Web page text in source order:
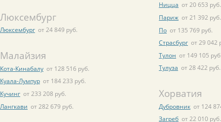
Люксембург
Люксембург от 24 849 руб.
Малайзия
Кота-Кинабалу от 128 516 руб.
Куала-Лумпур от 184 233 руб.
Кучинг от 233 208 руб.
Лангкави от 282 679 руб.
Ницца от 20 653 руб.
Париж от 21 392 руб.
По от 135 769 руб.
Страсбург от 29 042
Тулон от 149 105
Тулуза от 28 422 руб.
Хорватия
Дубровник от 124
Загреб от 22 010 руб.